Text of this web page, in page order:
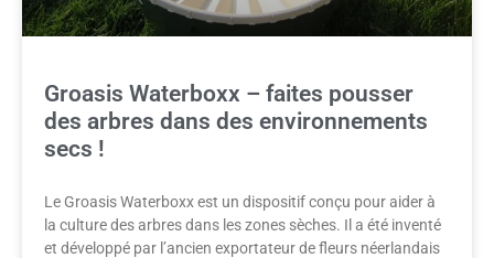
Groasis Waterboxx – faites pousser
des arbres dans des environnements
secs !
Le Groasis Waterboxx est un dispositif conçu pour aider à
la culture des arbres dans les zones sèches. Il a été inventé
et développé par l’ancien exportateur de fleurs néerlandais